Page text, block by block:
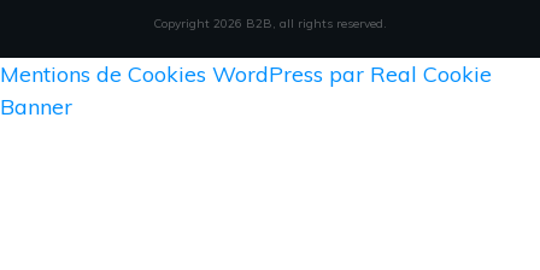
Copyright 2026 B2B, all rights reserved.
Mentions de Cookies WordPress par Real Cookie
Banner